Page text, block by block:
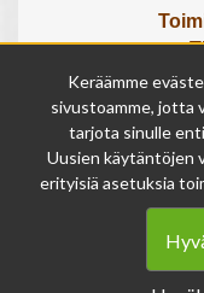
Keräämme
sivustoamme, jotta
tarjota sinulle
Uusien käytäntöjen
erityisiä asetuksia
joissakin
vaikka olisit
käytetään